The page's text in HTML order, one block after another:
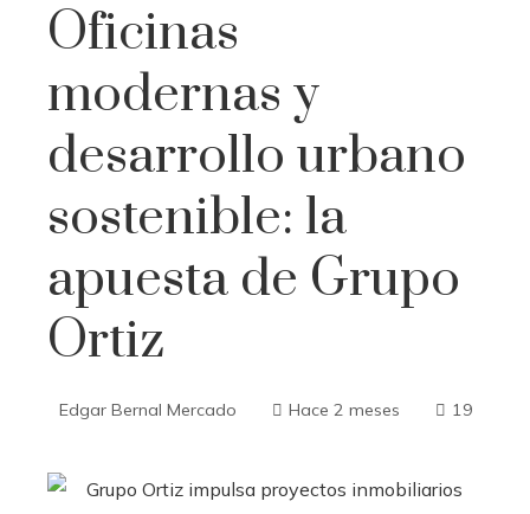
Oficinas
modernas y
desarrollo urbano
sostenible: la
apuesta de Grupo
Ortiz
Edgar Bernal Mercado Hace 2 meses 19